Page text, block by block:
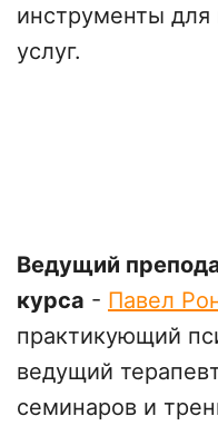
инструменты
услуг.
Ведущий
курса - Павел
практикующий
ведущий
семинаров и